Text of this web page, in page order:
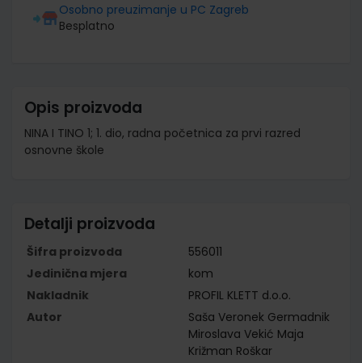
Osobno preuzimanje u PC Zagreb
Besplatno
Opis proizvoda
NINA I TINO 1; 1. dio, radna početnica za prvi razred
osnovne škole
Detalji proizvoda
Šifra proizvoda
556011
Jedinična mjera
kom
Nakladnik
PROFIL KLETT d.o.o.
Autor
Saša Veronek Germadnik
Miroslava Vekić Maja
Križman Roškar